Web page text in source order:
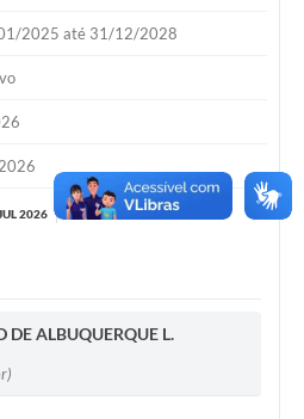
2025 até 31/12/2028
2026 Secretaria de Trânsito
DE ALBUQUERQUE L.